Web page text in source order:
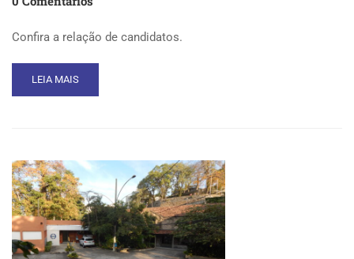
Confira a relação de candidatos.
READ
MORE
CANDIDATOS,
ELEIÇÕES
SEAERJ
2019
LEIA MAIS